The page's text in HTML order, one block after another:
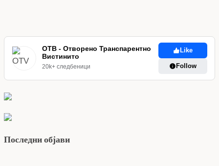
ОТВ - Отворено Транспарентно
Вистинито
20k+ следбеници
Like
Follow
Последни објави